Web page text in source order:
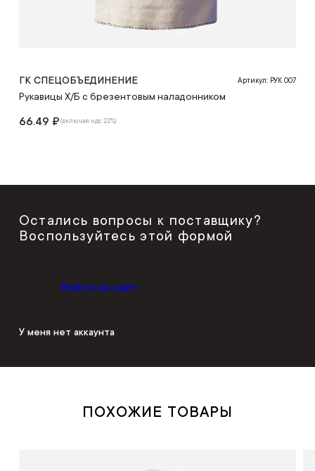
ГК СПЕЦОБЪЕДИНЕНИЕ Артикул: РУК 007
Рукавицы Х/Б с брезентовым наладонником
66.49 ₽(включая ндс 22%)
Остались вопросы к поставщику?
Воспользуйтесь этой формой
Войти на сайт
У меня нет аккаунта
ПОХОЖИЕ ТОВАРЫ